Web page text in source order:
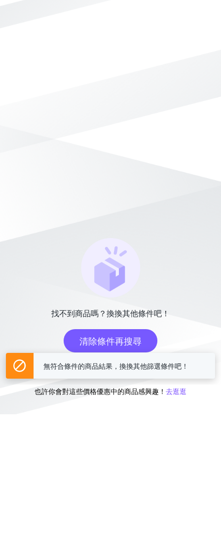
找不到商品嗎？換換其他條件吧！
清除條件再搜尋
或
也許你會對這些價格優惠中的商品感興趣！ 去逛逛
無符合條件的商品結果，換換其他篩選條件吧！